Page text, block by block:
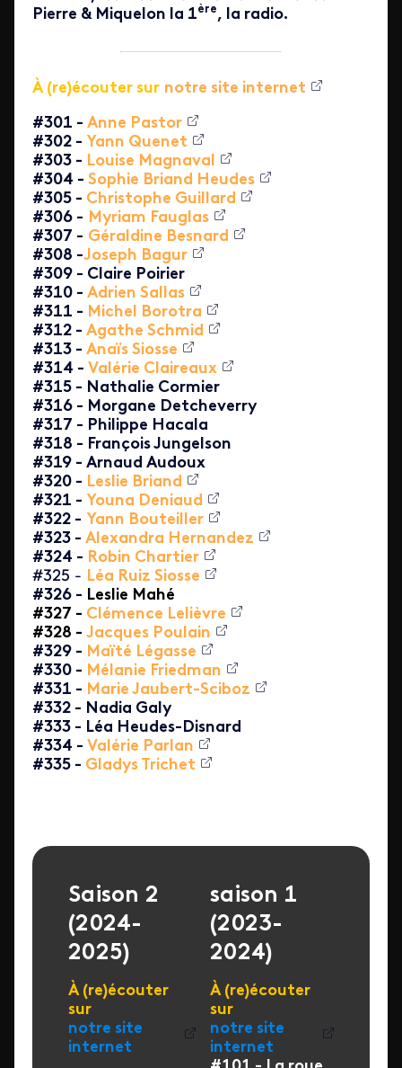
Pierre & Miquelon la 1ère, la radio.
À (re)écouter sur notre site internet
#301 - Anne Pastor
#302 - Yann Quenet
#303 - Louise Magnaval
#304 - Sophie Briand Heudes
#305 - Christophe Guillard
#306 - Myriam Fauglas
#307 - Géraldine Besnard
#308 -Joseph Bagur
#309 - Claire Poirier
#310 - Adrien Sallas
#311 - Michel Borotra
#312 - Agathe Schmid
#313 - Anaïs Siosse
#314 - Valérie Claireaux
#315 - Nathalie Cormier
#316 - Morgane Detcheverry
#317 - Philippe Hacala
#318 - François Jungelson
#319 - Arnaud Audoux
#320 - Leslie Briand
#321 - Youna Deniaud
#322 - Yann Bouteiller
#323 - Alexandra Hernandez
#324 - Robin Chartier
#325 - Léa Ruiz Siosse
#326 - Leslie Mahé
#327 - Clémence Lelièvre
#328 - Jacques Poulain
#329 - Maïté Légasse
#330 - Mélanie Friedman
#331 - Marie Jaubert-Sciboz
#332 - Nadia Galy
#333 - Léa Heudes-Disnard
#334 - Valérie Parlan
#335 - Gladys Trichet
Saison 2
(2024-
2025)
À (re)écouter
sur
notre site
internet
saison 1
(2023-
2024)
À (re)écouter
sur
notre site
internet